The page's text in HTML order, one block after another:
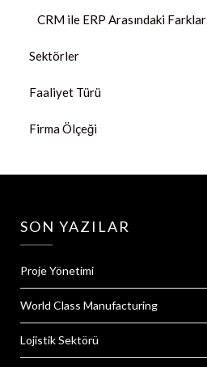
CRM ile ERP Arasındaki Farklar
Sektörler
Faaliyet Türü
Firma Ölçeği
SON YAZILAR
Proje Yönetimi
World Class Manufacturing
Lojistik Sektörü